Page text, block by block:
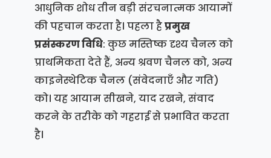
आधुनिक शोध तीन बड़ी संरचनात्मक आयामों
की पहचान करता है। पहला हैप्रमुख
प्रसंस्करण विधि: कुछ मस्तिष्क दृश्य चैनल को
प्राथमिकता देते हैं, अन्य श्रवण चैनल को, अन्य
काइनेस्थेटिक चैनल (संवेदनाएँ और गति)
को। यह आयाम सीखने, याद रखने, संवाद
करने के तरीके को गहराई से प्रभावित करता
है।